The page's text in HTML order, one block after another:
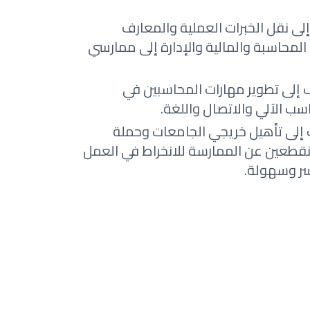
نقل الخبرات العملية والمعارف
والمالية والإدارة إلى ممارسي
تطوير مهارات المحاسبين في
الآلي والاتصال واللغة.
تأهيل خريجي الجامعات وحملة
عن الممارسة للانخراط في العمل
وسهولة.